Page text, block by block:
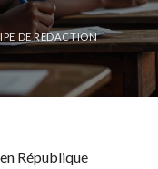
DE REDACTION
République